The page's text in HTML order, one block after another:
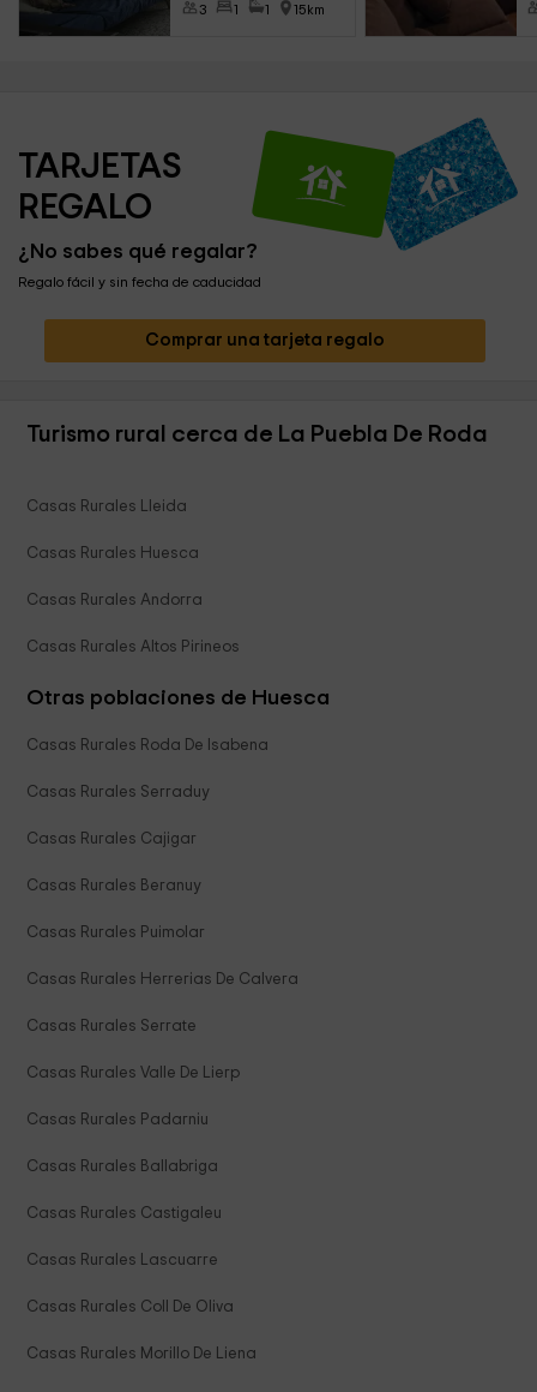
3 1 1 15km
TARJETAS
REGALO
¿No sabes qué regalar?
Regalo fácil y sin fecha de caducidad
Comprar una tarjeta regalo
Turismo rural cerca de La Puebla De Roda
Casas Rurales Lleida
Casas Rurales Huesca
Casas Rurales Andorra
Casas Rurales Altos Pirineos
Otras poblaciones de Huesca
Casas Rurales Roda De Isabena
Casas Rurales Serraduy
Casas Rurales Cajigar
Casas Rurales Beranuy
Casas Rurales Puimolar
Casas Rurales Herrerias De Calvera
Casas Rurales Serrate
Casas Rurales Valle De Lierp
Casas Rurales Padarniu
Casas Rurales Ballabriga
Casas Rurales Castigaleu
Casas Rurales Lascuarre
Casas Rurales Coll De Oliva
Casas Rurales Morillo De Liena